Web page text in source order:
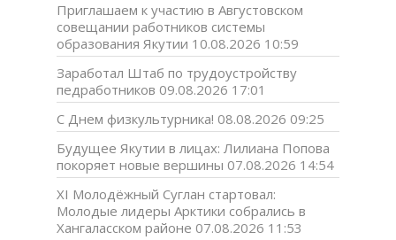
Приглашаем к участию в Августовском
совещании работников системы
образования Якутии 10.08.2026 10:59
Заработал Штаб по трудоустройству
педработников 09.08.2026 17:01
С Днем физкультурника! 08.08.2026 09:25
Будущее Якутии в лицах: Лилиана Попова
покоряет новые вершины 07.08.2026 14:54
XI Молодёжный Суглан стартовал:
Молодые лидеры Арктики собрались в
Хангаласском районе 07.08.2026 11:53